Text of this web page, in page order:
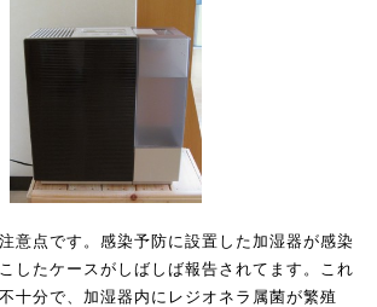
意点です。感染予防に設置した加湿器が感染
したケースがしばしば報告されてます。これ
十分で、加湿器内にレジオネラ属菌が繁殖